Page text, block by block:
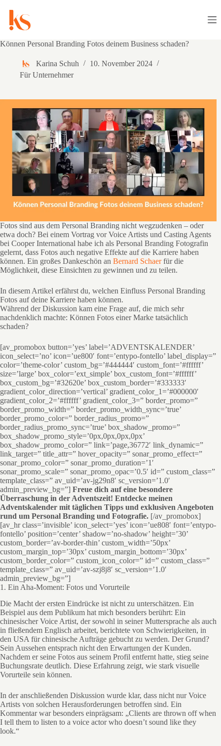
Inhalt
springen
Können Personal Branding Fotos deinem Business schaden?
Karina Schuh
10. November 2024
Für Unternehmer
Fotos sind aus dem Personal Branding nicht wegzudenken – oder
etwa doch? Bei einem Vortrag vor Voice Artists und Casting Agents
bei Cooper International habe ich als Personal Branding Fotografin
gelernt, dass Fotos auch negative Effekte auf die Karriere haben
können. Ein großes Dankeschön an Bernard Schaerfür die
Möglichkeit, diese Einsichten zu gewinnen und zu teilen.
In diesem Artikel erfährst du, welchen Einfluss Personal Branding
Fotos auf deine Karriere haben können.
Während der Diskussion kam eine Frage auf, die mich sehr
nachdenklich machte: Können Fotos einer Marke tatsächlich
schaden?
[av_promobox button=’yes’ label=’ADVENTSKALENDER’
icon_select=’no’ icon=’ue800′ font=’entypo-fontello’ label_display=”
color=’theme-color’ custom_bg=’#444444′ custom_font=’#ffffff’
size=’large’ box_color=’ext_simple’ box_custom_font=’#ffffff’
box_custom_bg=’#32620e’ box_custom_border=’#333333′
gradient_color_direction=’vertical’ gradient_color_1=’#000000′
gradient_color_2=’#ffffff’ gradient_color_3=” border_promo=”
border_promo_width=” border_promo_width_sync=’true’
border_promo_color=” border_radius_promo=”
border_radius_promo_sync=’true’ box_shadow_promo=”
box_shadow_promo_style=’0px,0px,0px,0px’
box_shadow_promo_color=” link=’page,36772′ link_dynamic=”
link_target=” title_attr=” hover_opacity=” sonar_promo_effect=”
sonar_promo_color=” sonar_promo_duration=’1′
sonar_promo_scale=” sonar_promo_opac=’0.5′ id=” custom_class=”
template_class=” av_uid=’av-jg29n8′ sc_version=’1.0′
admin_preview_bg=”] Freue dich auf eine besondere
Überraschung in der Adventszeit! Entdecke meinen
Adventskalender mit täglichen Tipps und exklusiven Angeboten
rund um Personal Branding und Fotografie. [/av_promobox]
[av_hr class=’invisible’ icon_select=’yes’ icon=’ue808′ font=’entypo-
fontello’ position=’center’ shadow=’no-shadow’ height=’30’
custom_border=’av-border-thin’ custom_width=’50px’
custom_margin_top=’30px’ custom_margin_bottom=’30px’
custom_border_color=” custom_icon_color=” id=” custom_class=”
template_class=” av_uid=’av-szj8j8′ sc_version=’1.0′
admin_preview_bg=”]
1. Ein Aha-Moment: Fotos und Vorurteile
Die Macht der ersten Eindrücke ist nicht zu unterschätzen. Ein
Beispiel aus dem Publikum hat mich besonders berührt: Ein
chinesischer Voice Artist, der sowohl in seiner Muttersprache als auch
in fließendem Englisch arbeitet, berichtete von Schwierigkeiten, in
den USA für chinesische Aufträge gebucht zu werden. Der Grund?
Sein Aussehen entsprach nicht den Erwartungen der Kunden.
Nachdem er seine Fotos aus seinem Profil entfernt hatte, stieg seine
Buchungsrate deutlich. Diese Erfahrung zeigt, wie stark visuelle
Vorurteile sein können.
In der anschließenden Diskussion wurde klar, dass nicht nur Voice
Artists von solchen Herausforderungen betroffen sind. Ein
Kommentar war besonders einprägsam: „Clients are thrown off when
I tell them to listen to a voice actor who doesn’t sound like they
look.“